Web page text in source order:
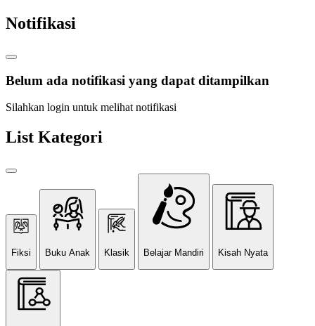
Notifikasi
Belum ada notifikasi yang dapat ditampilkan
Silahkan login untuk melihat notifikasi
List Kategori
Fiksi Buku Anak Klasik Belajar Mandiri Kisah Nyata